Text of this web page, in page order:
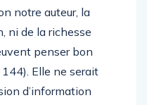
notre auteur, la
ni de la richesse
penser bon
Elle ne serait
d’information